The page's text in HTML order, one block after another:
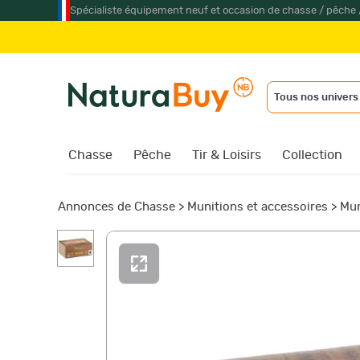
Spécialiste équipement neuf et occasion de chasse / pêche
Tous nos univers
Chasse Pêche Tir & Loisirs Collection
Annonces de Chasse > Munitions et accessoires >